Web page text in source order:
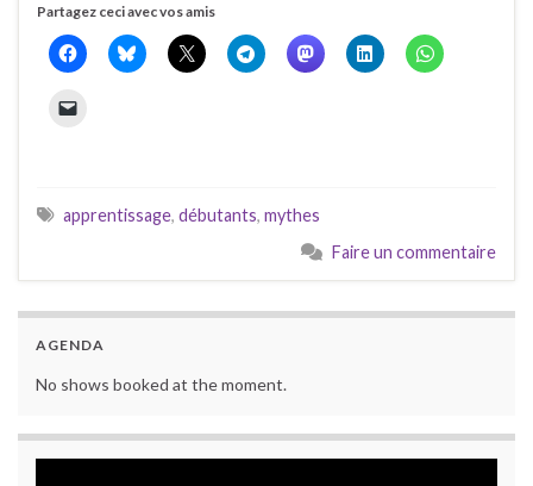
Partagez ceci avec vos amis
apprentissage, débutants, mythes
Faire un commentaire
AGENDA
No shows booked at the moment.